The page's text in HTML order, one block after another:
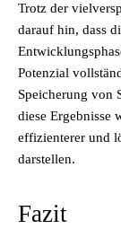
Trotz der
darauf hin, dass
Potenzial
Speicherung von
diese Ergebnisse
effizienterer und
darstellen.
Fazit